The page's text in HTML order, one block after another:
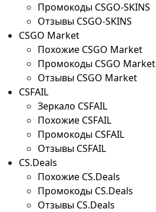
Промокоды CSGO-SKINS
Отзывы CSGO-SKINS
CSGO Market
Похожие CSGO Market
Промокоды CSGO Market
Отзывы CSGO Market
CSFAIL
Зеркало CSFAIL
Похожие CSFAIL
Промокоды CSFAIL
Отзывы CSFAIL
CS.Deals
Похожие CS.Deals
Промокоды CS.Deals
Отзывы CS.Deals